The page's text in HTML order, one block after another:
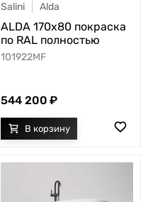
Salini Alda
ALDA 170x80 покраска
по RAL полностью
101922MF
544 200